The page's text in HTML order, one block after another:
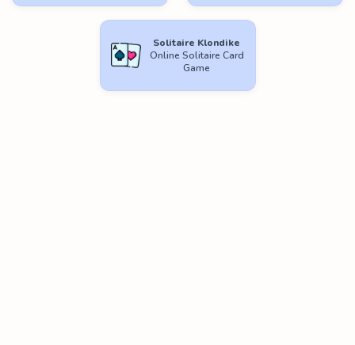
Solitaire Klondike
Online Solitaire Card
Game